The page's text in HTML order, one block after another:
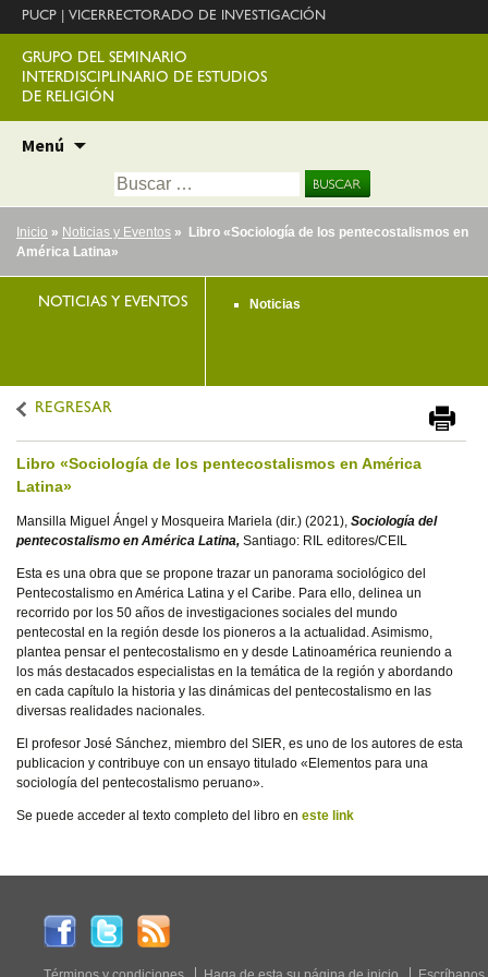
PUCP VICERRECTORADO DE INVESTIGACIÓN
GRUPO DEL SEMINARIO
INTERDISCIPLINARIO DE ESTUDIOS
DE RELIGIÓN
Menú
contenido
Buscar:
Inicio » Noticias y Eventos » Libro «Sociología de los pentecostalismos en
América Latina»
NOTICIAS Y EVENTOS Noticias
REGRESAR
Libro «Sociología de los pentecostalismos en América
Latina»
Mansilla Miguel Ángel y Mosqueira Mariela (dir.) (2021), Sociología del
pentecostalismo en América Latina, Santiago: RIL editores/CEIL
Esta es una obra que se propone trazar un panorama sociológico del
Pentecostalismo en América Latina y el Caribe. Para ello, delinea un
recorrido por los 50 años de investigaciones sociales del mundo
pentecostal en la región desde los pioneros a la actualidad. Asimismo,
plantea pensar el pentecostalismo en y desde Latinoamérica reuniendo a
los más destacados especialistas en la temática de la región y abordando
en cada capítulo la historia y las dinámicas del pentecostalismo en las
diversas realidades nacionales.
El profesor José Sánchez, miembro del SIER, es uno de los autores de esta
publicacion y contribuye con un ensayo titulado «Elementos para una
sociología del pentecostalismo peruano».
Se puede acceder al texto completo del libro en este link